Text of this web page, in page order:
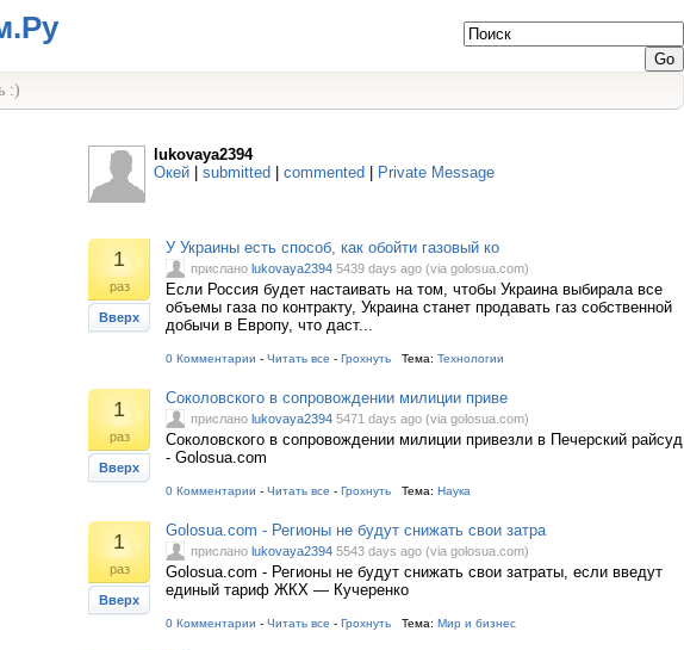
:)
lukovaya2394
Окей
submitted commented Private Message
1
раз
Вверх
У Украины есть способ, как обойти газовый ко
прислано lukovaya2394 5439 days ago (via golosua.com)
Если Россия будет настаивать на том, чтобы Украина выбирала все
объемы газа по контракту, Украина станет продавать газ собственной
добычи в Европу, что даст...
0 Комментарии - Читать все - Грохнуть Тема: Технологии
1
раз
Вверх
Соколовского в сопровождении милиции приве
прислано lukovaya2394 5471 days ago (via golosua.com)
Соколовского в сопровождении милиции привезли в Печерский райсуд
- Golosua.com
0 Комментарии - Читать все - Грохнуть Тема: Наука
1
раз
Вверх
Golosua.com - Регионы не будут снижать свои затра
прислано lukovaya2394 5543 days ago (via golosua.com)
Golosua.com - Регионы не будут снижать свои затраты, если введут
единый тариф ЖКХ — Кучеренко
0 Комментарии - Читать все - Грохнуть Тема: Мир и бизнес